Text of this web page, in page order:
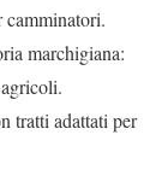
camminatori.
marchigiana:
tratti adattati per